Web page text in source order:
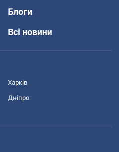
Блоги
Всі новини
Харків
Дніпро